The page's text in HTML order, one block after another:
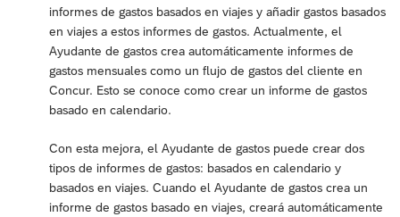
informes de gastos basados en viajes y añadir gastos basados
en viajes a estos informes de gastos. Actualmente, el
Ayudante de gastos crea automáticamente informes de
gastos mensuales como un flujo de gastos del cliente en
Concur. Esto se conoce como crear un informe de gastos
basado en calendario.
Con esta mejora, el Ayudante de gastos puede crear dos
tipos de informes de gastos: basados en calendario y
basados en viajes. Cuando el Ayudante de gastos crea un
informe de gastos basado en viajes, creará automáticamente